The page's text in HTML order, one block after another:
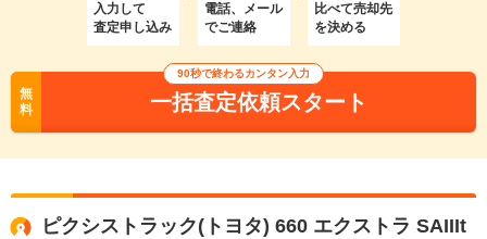
入力して
査定申し込み
電話、メール
でご連絡
比べて売却先
を決める
無
料
90秒で終わるカンタン入力
一括査定依頼スタート
ピクシストラック(トヨタ) 660 エクストラ SAIIIt